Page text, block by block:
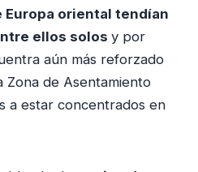
Europa oriental tendían
ellos solos y por
aún más reforzado
de Asentamiento
a estar concentrados en